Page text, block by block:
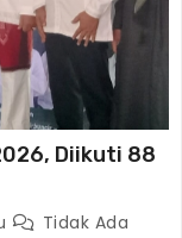
Diikuti 88
Tidak Ada